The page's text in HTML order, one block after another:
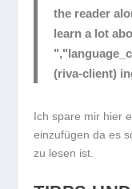
the reader
learn a lot
(riva-client)
Ich spare mir hier
einzufügen da es
zu lesen ist.